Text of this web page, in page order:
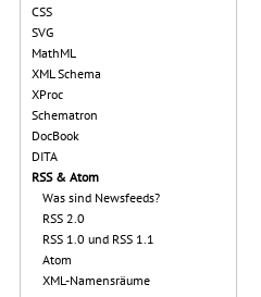
CSS
SVG
MathML
XML Schema
XProc
Schematron
DocBook
DITA
RSS & Atom
Was sind Newsfeeds?
RSS 2.0
RSS 1.0 und RSS 1.1
Atom
XML-Namensräume